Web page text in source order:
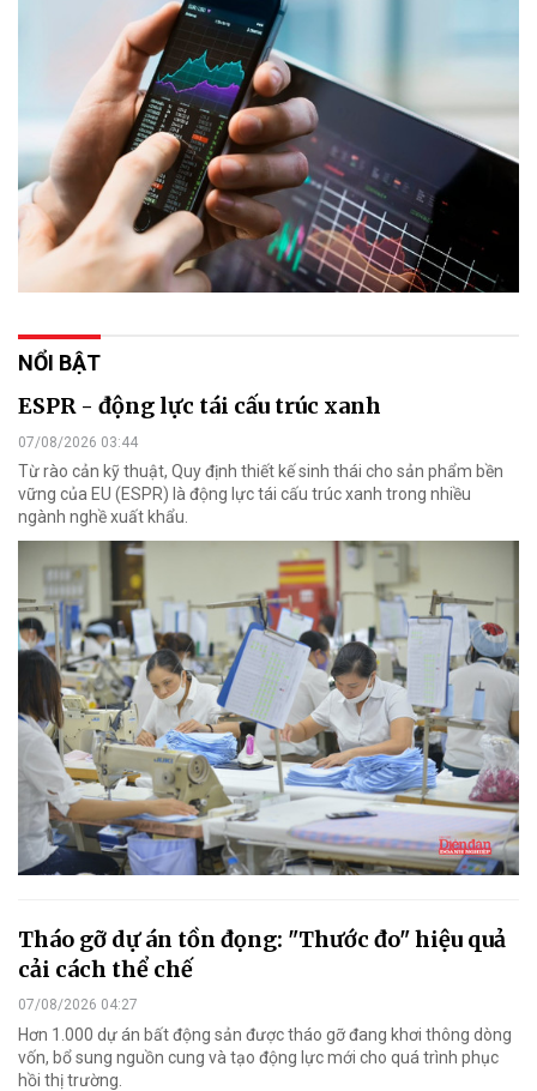
NỔI BẬT
ESPR - động lực tái cấu trúc xanh
07/08/2026 03:44
Từ rào cản kỹ thuật, Quy định thiết kế sinh thái cho sản phẩm bền
vững của EU (ESPR) là động lực tái cấu trúc xanh trong nhiều
ngành nghề xuất khẩu.
Tháo gỡ dự án tồn đọng: "Thước đo" hiệu quả
cải cách thể chế
07/08/2026 04:27
Hơn 1.000 dự án bất động sản được tháo gỡ đang khơi thông dòng
vốn, bổ sung nguồn cung và tạo động lực mới cho quá trình phục
hồi thị trường.